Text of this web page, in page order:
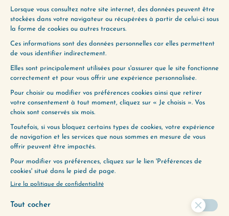
Comment accéder à notre intuition, cette partie
de nous qui est sereine et paisible en toute
circonstance, mais qu’on a souvent reléguée sur
la…Lire plus